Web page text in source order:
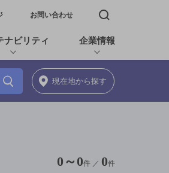
く お問い合わせ 検索窓を開く
ナビリティ 企業情報
現在地から探す
0 ～ 0件 ／ 0件